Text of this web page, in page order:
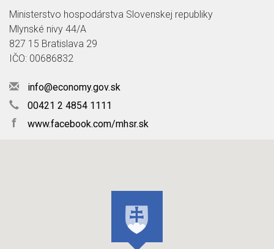
Ministerstvo hospodárstva Slovenskej republiky
Mlynské nivy 44/A
827 15 Bratislava 29
IČO: 00686832
info@economy.gov.sk
00421 2 4854 1111
f www.facebook.com/mhsr.sk